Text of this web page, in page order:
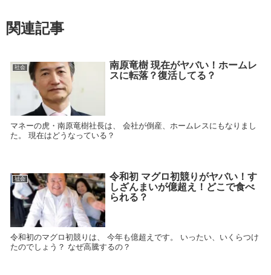
関連記事
社会
南原竜樹 現在がヤバい！ホームレ
スに転落？復活してる？
マネーの虎・南原竜樹社長は、 会社が倒産、ホームレスにもなりまし
た。 現在はどうなっている？
社会
令和初 マグロ初競りがヤバい！す
しざんまいが億超え！どこで食べ
られる？
令和初のマグロ初競りは、 今年も億超えです。 いったい、いくらつけ
たのでしょう？ なぜ高騰するの？